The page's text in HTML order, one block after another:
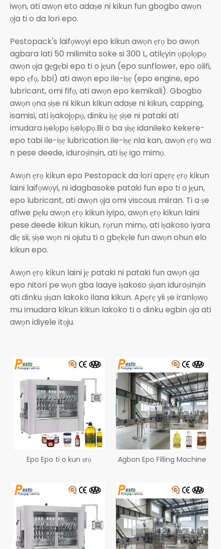
iwọn, ati awọn eto adaṣe ni kikun fun gbogbo awọn
ọja ti o da lori epo.
Pestopack's laifọwọyi epo kikun awọn ẹrọ bo awọn
agbara lati 50 milimita soke si 300 L, atilẹyin ọpọlọpọ
awọn ọja gẹgẹbi epo ti o jẹun (epo sunflower, epo olifi,
epo ẹfọ, bbl) ati awọn epo ile-iṣẹ (epo engine, epo
lubricant, omi fifọ, ati awọn epo kemikali). Gbogbo
awọn ọna ṣiṣe ni kikun kikun adaṣe ni kikun, capping,
isamisi, ati iṣakojọpọ, dinku iṣẹ ṣiṣe ni pataki ati
imudara iṣelọpọ iṣelọpọ.Bi o ba ṣiṣẹ idanileko kekere-
epo tabi ile-iṣẹ lubrication ile-iṣẹ nla kan, awọn ẹrọ wa
n pese deede, iduroṣinṣin, ati iṣẹ igo mimọ.
Awọn ẹrọ kikun epo Pestopack da lori apẹrẹ ẹrọ kikun
laini laifọwọyi, ni idagbasoke pataki fun epo ti o jẹun,
epo lubricant, ati awọn ọja omi viscous miiran. Ti a ṣe
afiwe pẹlu awọn ẹrọ kikun iyipo, awọn ẹrọ kikun laini
pese deede kikun kikun, rọrun mimọ, ati iṣakoso iyara
diẹ sii, ṣiṣe wọn ni ojutu ti o gbẹkẹle fun awọn ohun elo
kikun epo.
Awọn ẹrọ kikun laini jẹ pataki ni pataki fun awọn ọja
epo nitori pe wọn gba laaye iṣakoso ṣiṣan iduroṣinṣin
ati dinku ṣiṣan lakoko ilana kikun. Apẹrẹ yii ṣe iranlọwọ
mu imudara kikun kikun lakoko ti o dinku egbin ọja ati
awọn idiyele itọju.
Epo Epo ti o kun ẹrọ Agbon Epo Filling Machine